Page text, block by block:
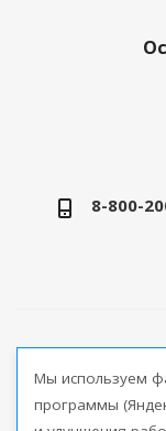
8-800-
Мы используем
программы